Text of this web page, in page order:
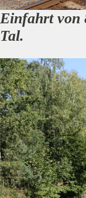
Einfahrt von
Tal.